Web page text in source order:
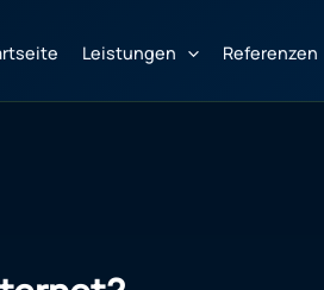
Leistungen Referenzen